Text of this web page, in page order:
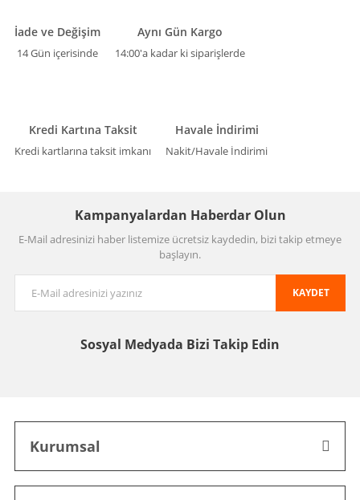
İade ve Değişim
14 Gün içerisinde
Aynı Gün Kargo
14:00'a kadar ki siparişlerde
Kredi Kartına Taksit
Kredi kartlarına taksit imkanı
Havale İndirimi
Nakit/Havale İndirimi
Kampanyalardan Haberdar Olun
E-Mail adresinizi haber listemize ücretsiz kaydedin, bizi takip etmeye
başlayın.
KAYDET
Sosyal Medyada Bizi Takip Edin
Kurumsal